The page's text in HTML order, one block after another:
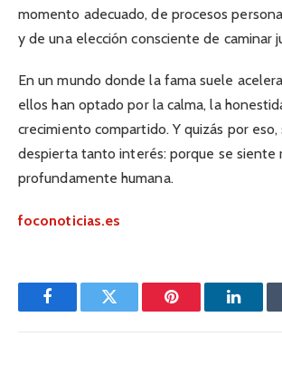
momento adecuado, de procesos
y de una elección consciente de caminar
En un mundo donde la fama suele
ellos han optado por la calma, la
crecimiento compartido. Y quizás por eso,
despierta tanto interés: porque se siente
profundamente humana.
foconoticias.es
FacebookTwitter Pinterest